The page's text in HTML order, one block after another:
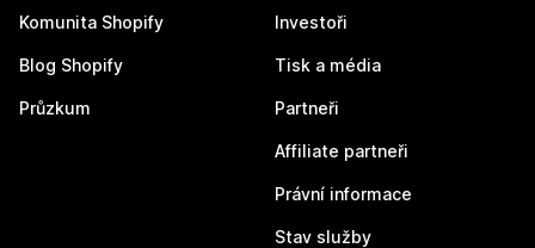
Komunita Shopify
Blog Shopify
Průzkum
Investoři
Tisk a média
Partneři
Affiliate partneři
Právní informace
Stav služby